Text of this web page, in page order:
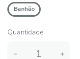
Banhão
Quantidade
＋
－